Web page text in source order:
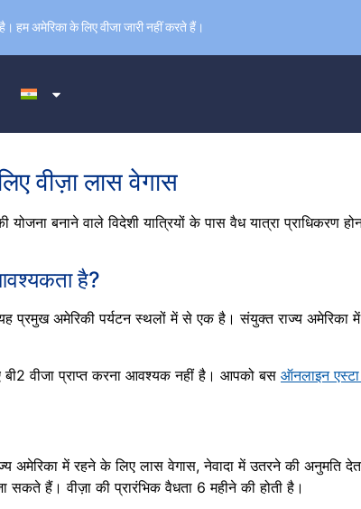
हम अमेरिका के लिए वीजा जारी नहीं करते हैं।
वीज़ा लास वेगास
बनाने वाले विदेशी यात्रियों के पास वैध यात्रा
है?
प्रमुख अमेरिकी पर्यटन स्थलों में से एक है। संयुक्त राज्य
वीजा प्राप्त करना आवश्यक नहीं है। आपको बस ऑनलाइन एस्टा
अमेरिका में रहने के लिए लास वेगास, नेवादा में उतरने की अनुमति
सकते हैं। वीज़ा की प्रारंभिक वैधता 6 महीने की होती है।